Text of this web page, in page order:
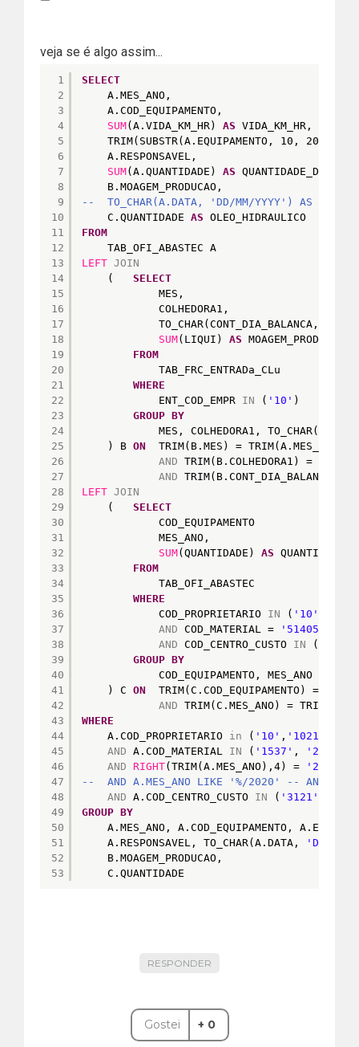
veja se é algo assim...
1
2
3
4
5
6
7
8
9
10
11
12
13
14
15
16
17
18
19
20
21
22
23
24
25
26
27
28
29
30
31
32
33
34
35
36
37
38
39
40
41
42
43
44
45
46
47
48
49
50
51
52
53
SELECT
A.MES_ANO,
A.COD_EQUIPAMENTO,
SUM(A.VIDA_KM_HR) AS VIDA_KM_HR,
TRIM(SUBSTR(A.EQUIPAMENTO, 10, 20))
A.RESPONSAVEL,
SUM(A.QUANTIDADE) AS QUANTIDADE_DIESEL,
B.MOAGEM_PRODUCAO,
--  TO_CHAR(A.DATA, 'DD/MM/YYYY') AS DATA,
C.QUANTIDADE AS OLEO_HIDRAULICO
FROM
TAB_OFI_ABASTEC A
LEFT JOIN
( SELECT
MES,
COLHEDORA1,
TO_CHAR(CONT_DIA_BALANCA,
SUM(LIQUI) AS MOAGEM_PRODUCAO
FROM
TAB_FRC_ENTRADa_CLu
WHERE
ENT_COD_EMPR IN ( '10' )
GROUP BY
MES, COLHEDORA1,
) B ON
TRIM(B.MES) = TRIM(A.MES_ANO)
AND TRIM(B.COLHEDORA1) =
AND TRIM(B.CONT_DIA_BALANCA)
LEFT JOIN
( SELECT
COD_EQUIPAMENTO
MES_ANO,
SUM(QUANTIDADE) AS QUANTIDADE
FROM
TAB_OFI_ABASTEC
WHERE
COD_PROPRIETARIO IN ( '10'
AND COD_MATERIAL =
'51405'
AND COD_CENTRO_CUSTO IN (
GROUP BY
COD_EQUIPAMENTO, MES_ANO
) C ON
TRIM(C.COD_EQUIPAMENTO) =
AND TRIM(C.MES_ANO) =
WHERE
A.COD_PROPRIETARIO in ( '10' , '1021'
AND A.COD_MATERIAL IN ( '1537' , '235531'
AND
RIGHT(TRIM(A.MES_ANO),4) = '2020'
--  AND A.MES_ANO LIKE '%/2020' -- ANO =
AND A.COD_CENTRO_CUSTO IN ( '3121'
GROUP BY
A.MES_ANO, A.COD_EQUIPAMENTO,
A.RESPONSAVEL, TO_CHAR(A.DATA,
'DD/MM/
B.MOAGEM_PRODUCAO,
C.QUANTIDADE
RESPONDER
Gostei + 0